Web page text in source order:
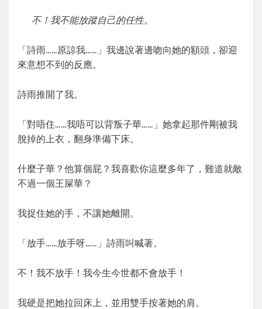
不！我不能放蹤自己的任性。
「詩雨……原諒我……」我邊說著邊吻向她的額頭，卻迎
來意想不到的反應。
詩雨推開了我。
「對唔住……我唔可以背叛子華……」她拿起那件剛被我
脫掉的上衣，翻身準備下床。
什麼子華？他算個屁？我喜歡你這麼多年了，難道就敵
不過一個王屎華？
我捉住她的手，不讓她離開。
「放手……放手呀……」詩雨叫喊著。
不！我不放手！我今生今世都不會放手！
我硬是把她拉回床上，並用雙手按著她的肩。